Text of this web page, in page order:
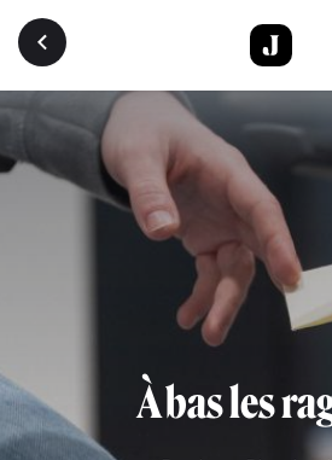
Aller au contenu principal
À bas les